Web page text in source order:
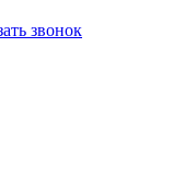
звонок